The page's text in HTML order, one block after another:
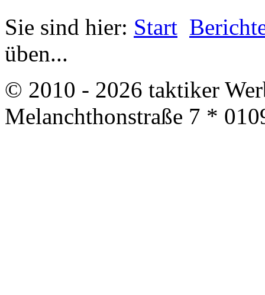
Sie sind hier: Start
üben...
© 2010 - 2026 taktiker
Melanchthonstraße 7 *